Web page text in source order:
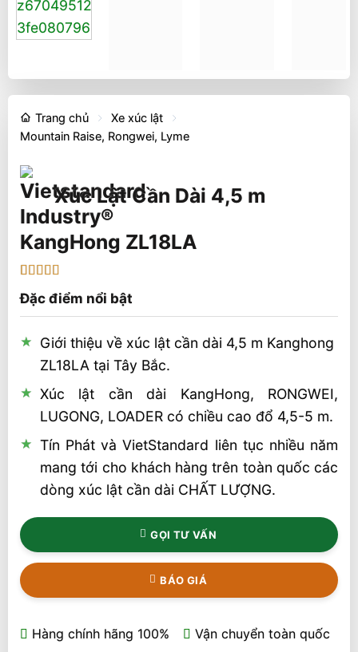
Trang chủ
Xe xúc lật
Mountain Raise, Rongwei, Lyme
Xúc Lật Cần Dài 4,5 m
KangHong ZL18LA
trên 5 dựa
trênđánh
giá
Đặc điểm nổi bật
Giới thiệu về xúc lật cần dài 4,5 m Kanghong
ZL18LA tại Tây Bắc.
Xúc lật cần dài KangHong, RONGWEI,
LUGONG, LOADER có chiều cao đổ 4,5-5 m.
Tín Phát và VietStandard liên tục nhiều năm
mang tới cho khách hàng trên toàn quốc các
dòng xúc lật cần dài CHẤT LƯỢNG.
GỌI TƯ VẤN
BÁO GIÁ
Hàng chính hãng 100%
Vận chuyển toàn quốc